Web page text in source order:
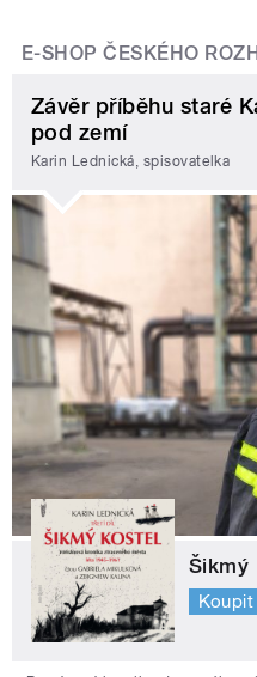
E-SHOP ČESKÉHO
Závěr příběhu staré
pod zemí
Karin Lednická, spisovatelka
Šikmý
Koupit